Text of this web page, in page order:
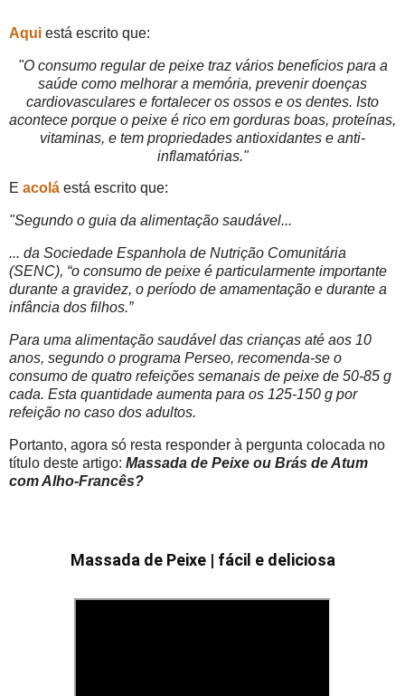
Aqui está escrito que:
"O consumo regular de peixe traz vários benefícios para a
saúde como melhorar a memória, prevenir doenças
cardiovasculares e fortalecer os ossos e os dentes. Isto
acontece porque o peixe é rico em gorduras boas, proteínas,
vitaminas, e tem propriedades antioxidantes e anti-
inflamatórias."
E acolá está escrito que:
"Segundo o guia da alimentação saudável...
... da Sociedade Espanhola de Nutrição Comunitária
(SENC), “o consumo de peixe é particularmente importante
durante a gravidez, o período de amamentação e durante a
infância dos filhos.”
Para uma alimentação saudável das crianças até aos 10
anos, segundo o programa Perseo, recomenda-se o
consumo de quatro refeições semanais de peixe de 50-85 g
cada. Esta quantidade aumenta para os 125-150 g por
refeição no caso dos adultos.
Portanto, agora só resta responder à pergunta colocada no
título deste artigo: Massada de Peixe ou Brás de Atum
com Alho-Francês?
Massada de Peixe | fácil e deliciosa